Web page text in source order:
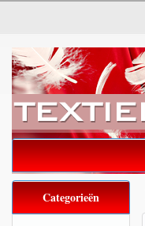
Categorieën